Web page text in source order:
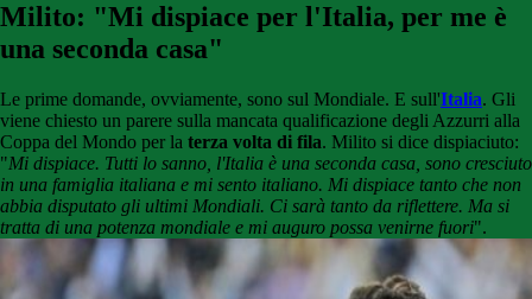
Milito: "Mi dispiace per l'Italia, per me è
una seconda casa"
Le prime domande, ovviamente, sono sul Mondiale. E sull'Italia. Gli
viene chiesto un parere sulla mancata qualificazione degli Azzurri alla
Coppa del Mondo per la terza volta di fila. Milito si dice dispiaciuto:
"Mi dispiace. Tutti lo sanno, l'Italia è una seconda casa, sono cresciuto
in una famiglia italiana e mi sento italiano. Mi dispiace tanto che non
abbia disputato gli ultimi Mondiali. Ci sarà tanto da riflettere. Ma si
tratta di una potenza mondiale e mi auguro possa venirne fuori".